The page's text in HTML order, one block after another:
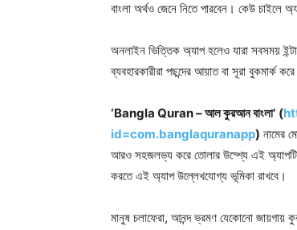
বাংলা অর্থও জেনে নিতে পারবেন। কেউ চাইলে
অনলাইন ভিত্তিক অ্যাপ হলেও যারা সবসময়
ব্যবহারকারীরা পছন্দের আয়াত বা সূরা বুকমার্ক
‘Bangla Quran – আল কুরআন বাংলা’ (
id=com.banglaquranapp) নামের
আরও সহজলভ্য করে তোলার উদ্শ্যে এই অ্যাপটি
করতে এই অ্যাপ উল্লেখযোগ্য ভূমিকা রাখবে।
মানুষ চলাফেরা, আনন্দ ভ্রমণ যেকোনো জায়গায়